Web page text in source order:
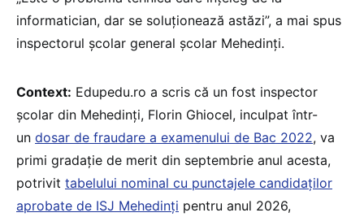
informatician, dar se soluționează astăzi”, a mai spus
inspectorul școlar general școlar Mehedinți.
Context: Edupedu.ro a scris că un fost inspector
școlar din Mehedinți, Florin Ghiocel, inculpat într-
un dosar de fraudare a examenului de Bac 2022, va
primi gradație de merit din septembrie anul acesta,
potrivit tabelului nominal cu punctajele candidaților
aprobate de ISJ Mehedinți pentru anul 2026,